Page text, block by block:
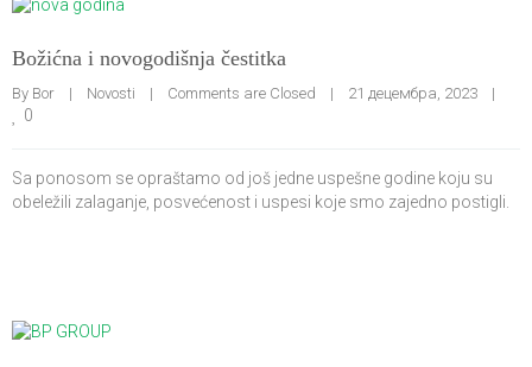
Božićna i novogodišnja čestitka
By Bor | Novosti | Comments are Closed | 21 децембра, 2023 |
0
Sa ponosom se opraštamo od još jedne uspešne godine koju su
obeležili zalaganje, posvećenost i uspesi koje smo zajedno postigli.